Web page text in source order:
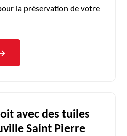
la préservation de votre
avec des tuiles
Saint Pierre